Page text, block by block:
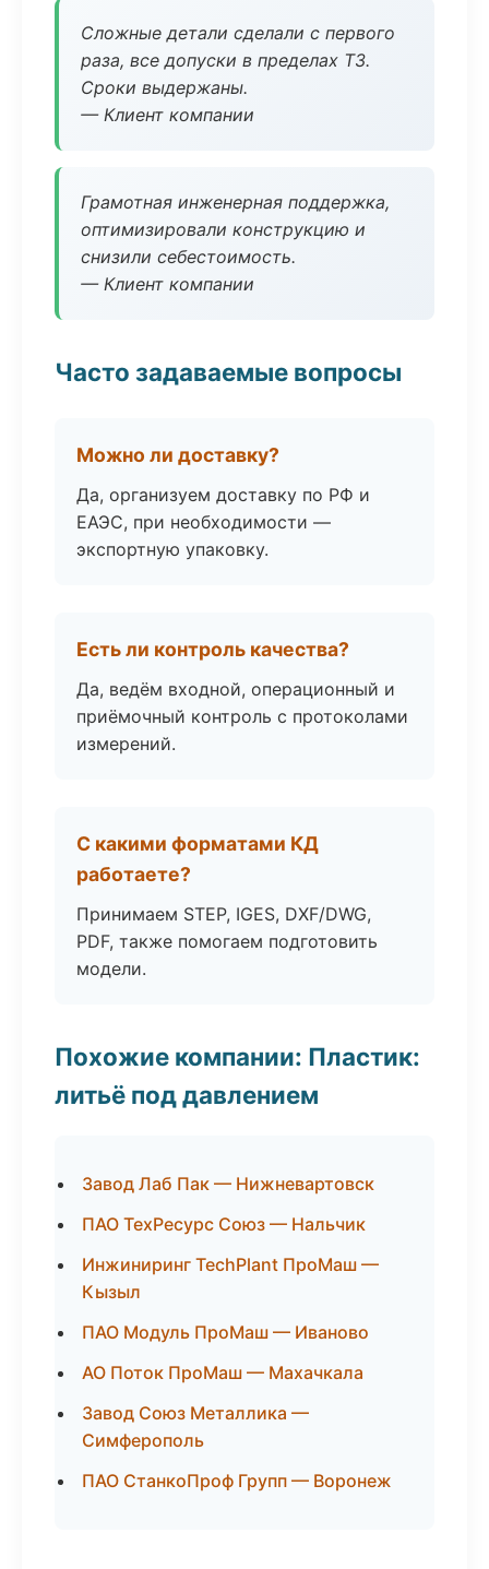
Сложные детали сделали с первого
раза, все допуски в пределах ТЗ.
Сроки выдержаны.
— Клиент компании
Грамотная инженерная поддержка,
оптимизировали конструкцию и
снизили себестоимость.
— Клиент компании
Часто задаваемые вопросы
Можно ли доставку?
Да, организуем доставку по РФ и
ЕАЭС, при необходимости —
экспортную упаковку.
Есть ли контроль качества?
Да, ведём входной, операционный и
приёмочный контроль с протоколами
измерений.
С какими форматами КД
работаете?
Принимаем STEP, IGES, DXF/DWG,
PDF, также помогаем подготовить
модели.
Похожие компании: Пластик:
литьё под давлением
Завод Лаб Пак — Нижневартовск
ПАО ТехРесурс Союз — Нальчик
Инжиниринг TechPlant ПроМаш —
Кызыл
ПАО Модуль ПроМаш — Иваново
АО Поток ПроМаш — Махачкала
Завод Союз Металлика —
Симферополь
ПАО СтанкоПроф Групп — Воронеж